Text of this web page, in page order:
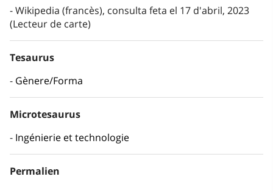
Wikipedia (francès), consulta feta el 17 d'abril, 2023
(Lecteur de carte)
Tesaurus
Gènere/Forma
Microtesaurus
Ingénierie et technologie
Permalien